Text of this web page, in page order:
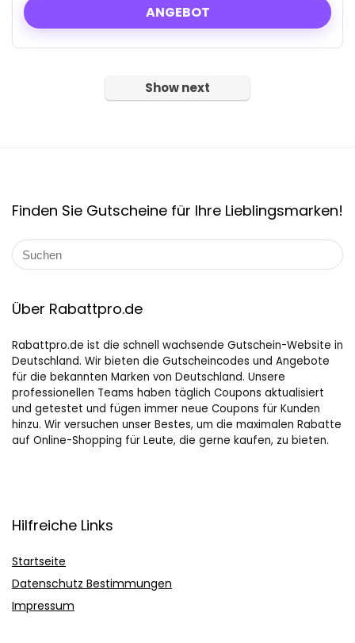
ANGEBOT
Show next
Finden Sie Gutscheine für Ihre Lieblingsmarken!
Über Rabattpro.de
Rabattpro.de ist die schnell wachsende Gutschein-Website in
Deutschland. Wir bieten die Gutscheincodes und Angebote
für die bekannten Marken von Deutschland. Unsere
professionellen Teams haben täglich Coupons aktualisiert
und getestet und fügen immer neue Coupons für Kunden
hinzu. Wir versuchen unser Bestes, um die maximalen Rabatte
auf Online-Shopping für Leute, die gerne kaufen, zu bieten.
Hilfreiche Links
Startseite
Datenschutz Bestimmungen
Impressum